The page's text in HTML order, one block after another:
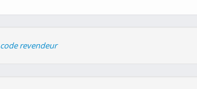
revendeur